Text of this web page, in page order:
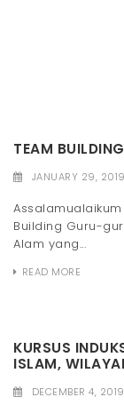
TEAM
JANUARY 29, 2019
Building Guru-
Alam yang...
READ MORE
KURSUS
ISLAM,
DECEMBER 4, 2019